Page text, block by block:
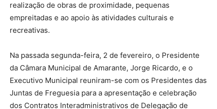
realização de obras de proximidade, pequenas
empreitadas e ao apoio às atividades culturais e
recreativas.
Na passada segunda-feira, 2 de fevereiro, o Presidente
da Câmara Municipal de Amarante, Jorge Ricardo, e o
Executivo Municipal reuniram-se com os Presidentes das
Juntas de Freguesia para a apresentação e celebração
dos Contratos Interadministrativos de Delegação de